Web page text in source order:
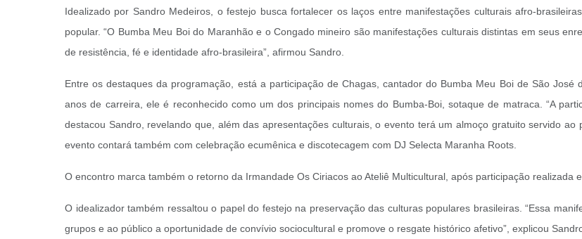
Idealizado por Sandro Medeiros, o festejo busca fortalecer os laços entre manifestações culturais afro-
popular. “O Bumba Meu Boi do Maranhão e o Congado mineiro são manifestações culturais distintas em seus
de resistência, fé e identidade afro-brasileira”, afirmou Sandro.
Entre os destaques da programação, está a participação de Chagas, cantador do Bumba Meu Boi de São José
anos de carreira, ele é reconhecido como um dos principais nomes do Bumba-Boi, sotaque de matraca. “A
destacou Sandro, revelando que, além das apresentações culturais, o evento terá um almoço gratuito servido
evento contará também com celebração ecumênica e discotecagem com DJ Selecta Maranha Roots.
O encontro marca também o retorno da Irmandade Os Ciriacos ao Ateliê Multicultural, após participação realizada
O idealizador também ressaltou o papel do festejo na preservação das culturas populares brasileiras. “Essa
grupos e ao público a oportunidade de convívio sociocultural e promove o resgate histórico afetivo”, explicou